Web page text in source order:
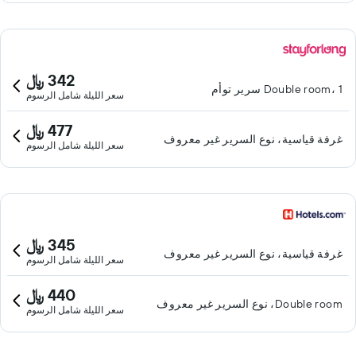
Double room، 1 سرير توأم 342 ﷼
سعر الليلة شامل الرسوم
غرفة قياسية، نوع السرير غير معروف 477 ﷼
سعر الليلة شامل الرسوم
غرفة قياسية، نوع السرير غير معروف 345 ﷼
سعر الليلة شامل الرسوم
Double room، نوع السرير غير معروف 440 ﷼
سعر الليلة شامل الرسوم